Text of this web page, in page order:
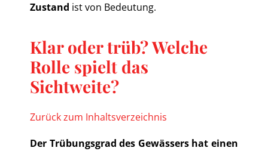
Zustand ist von Bedeutung.
Klar oder trüb? Welche
Rolle spielt das
Sichtweite?
Zurück zum Inhaltsverzeichnis
Der Trübungsgrad des Gewässers hat einen